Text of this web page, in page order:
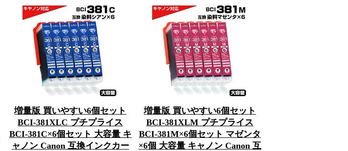
増量版 買いやすい6個セット
BCI-381XLC プチプライス
BCI-381C×6個セット 大容量 キ
ャノン Canon 互換インクカー
増量版 買いやすい6個セット
BCI-381XLM プチプライス
BCI-381M×6個セット マゼンタ
×6個 大容量 キャノン Canon 互